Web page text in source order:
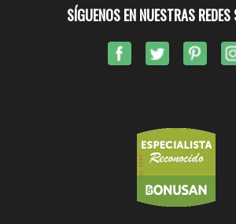
SÍGUENOS EN NUESTRAS